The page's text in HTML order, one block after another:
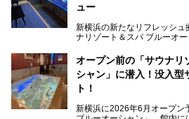
ュー
新横浜の新たなリフレッシ
ナリゾート＆スパ ブルーオ
す。サウナや水風呂の気持ち
ペースの過ごしやすさまで徹
常の疲れをリセットしたい
は必見です。
オープン前の「サウナリ
シャン」に潜入！没入型
ト！
新横浜に2026年6月オープン